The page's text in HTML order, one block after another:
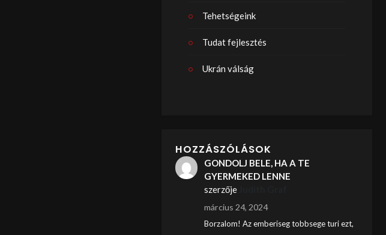
Tehetségeink
Tudat fejlesztés
Ukrán válság
HOZZÁSZÓLÁSOK
GONDOLJ BELE, HA A TE
GYERMEKED LENNE
szerzője
március 24, 2024
Borzalom! Az emberiseg tobbsege turi ezt,